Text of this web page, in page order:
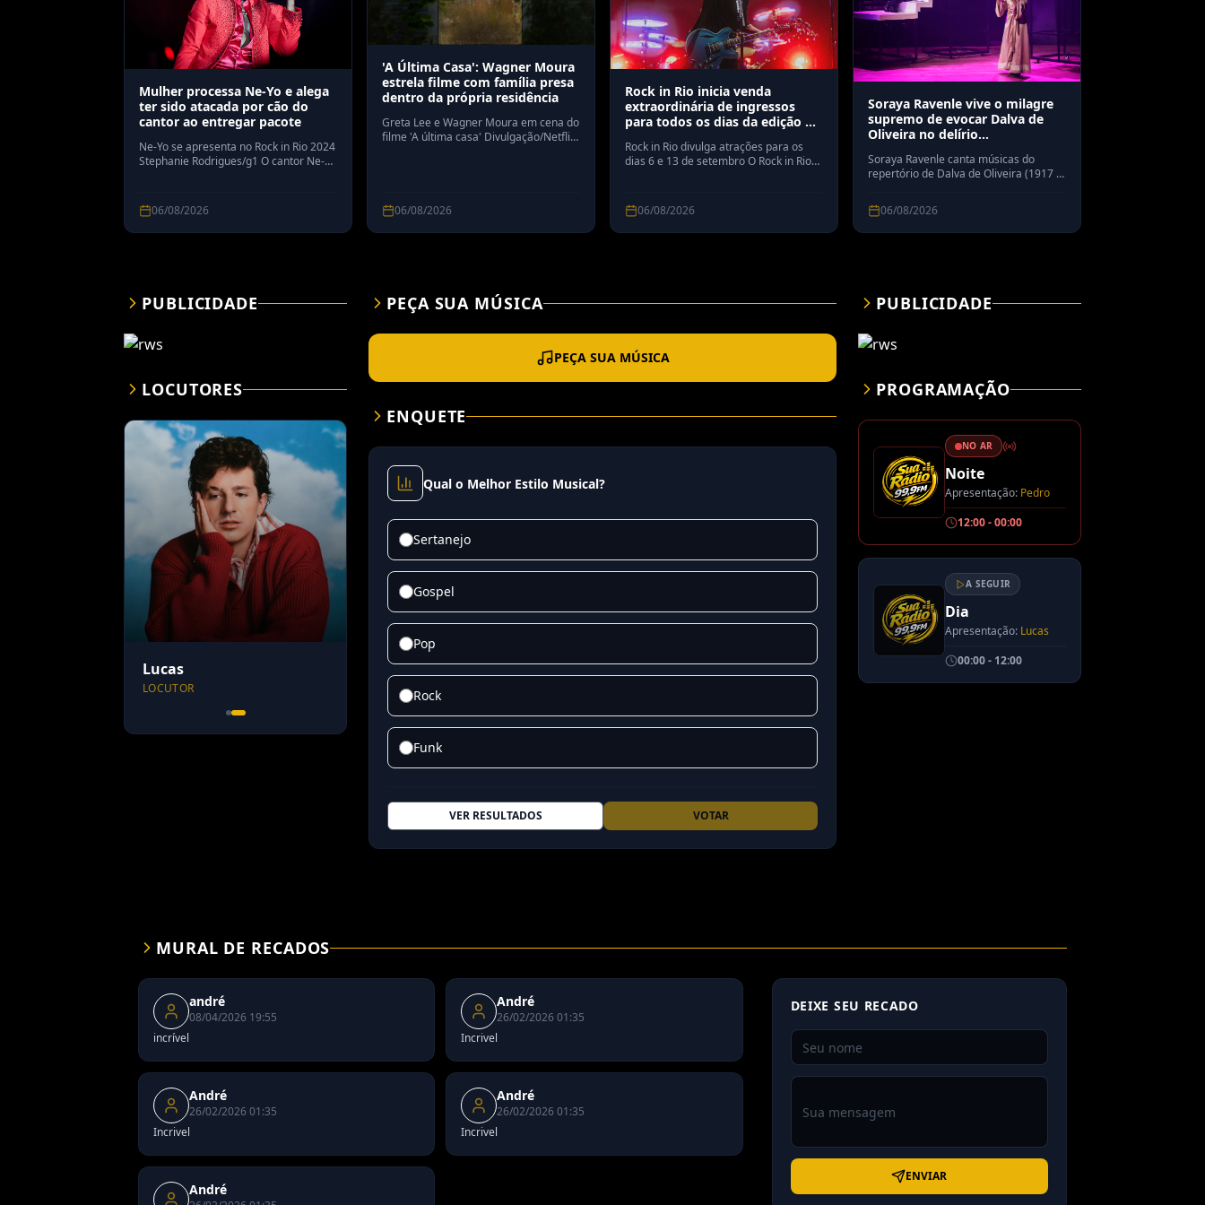
Mulher processa Ne-Yo e alega
ter sido atacada por cão do
cantor ao entregar pacote
Ne-Yo se apresenta no Rock in Rio 2024
Stephanie Rodrigues/g1 O cantor Ne-Yo
do artista. Segundo a revista
"Billboard", o cão teria atacado
Dominique Bridget de forma "repentina
06/08/2026
'A Última Casa': Wagner Moura
estrela filme com família presa
dentro da própria residência
Greta Lee e Wagner Moura em cena do
filme 'A última casa' Divulgação/Netflix
psicológico da Netflix. Em entrevista à
06/08/2026
Rock in Rio inicia venda
extraordinária de ingressos
para todos os dias da edição de
Rock in Rio divulga atrações para os
dias 6 e 13 de setembro O Rock in Rio
de 2026. A venda teve início às 12h
desta quarta-feira (6), pelo site da
Ticketmaster. Os ingressos disponíveis
06/08/2026
Soraya Ravenle vive o milagre
supremo de evocar Dalva de
Oliveira no delírio
Borghi
Soraya Ravenle canta músicas do
repertório de Dalva de Oliveira (1917 –
Dalva', escrito por Renato Borghi João
Caldas / Divulgação ♫ CRÍTICA DE
MUSICAL DE TEATRO Título: Minha
06/08/2026
PUBLICIDADE
LOCUTORES
Lucas
LOCUTOR
PEÇA SUA MÚSICA
PEÇA SUA MÚSICA
ENQUETE
Qual o Melhor Estilo Musical?
Sertanejo
Gospel
Pop
Rock
Funk
VER RESULTADOS VOTAR
PUBLICIDADE
PROGRAMAÇÃO
NO AR
Noite
Apresentação: Pedro
12:00-00:00
A SEGUIR
Dia
Apresentação: Lucas
00:00- 12:00
MURAL DE RECADOS
andré
08/04/2026 19:55
incrível
André
26/02/2026 01:35
Incrivel
André
26/02/2026 01:35
Incrivel
André
26/02/2026 01:35
Incrivel
André
DEIXE SEU RECADO
ENVIAR